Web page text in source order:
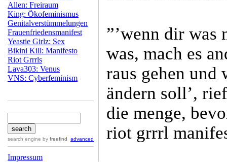
Allen: Freiraum
King: Ökofeminismus
Genitalverstümmelungen
Frauenfriedensmanifest
Yeastie Girlz: Sex
Bikini Kill: Manifesto
Riot Grrrls
Lava303: Venus
VNS: Cyberfeminism
search engine by freefind advanced
Impressum
”’wenn dir was
was, mach es
raus gehen und
ändern soll’,
die menge,
riot grrrl